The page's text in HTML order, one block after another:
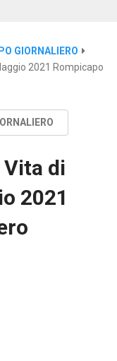
GIORNALIERO
2021 Rompicapo
di
2021